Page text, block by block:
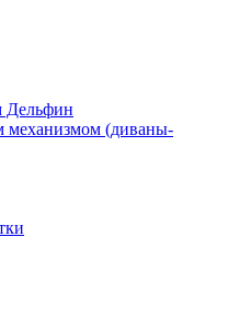
Дельфин
механизмом (диваны-